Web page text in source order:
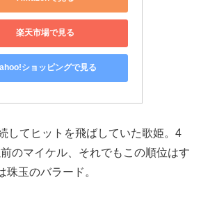
楽天市場で見る
ショッピングで見る
してヒットを飛ばしていた歌姫。4
のマイケル、それでもこの順位はす
珠玉のバラード。